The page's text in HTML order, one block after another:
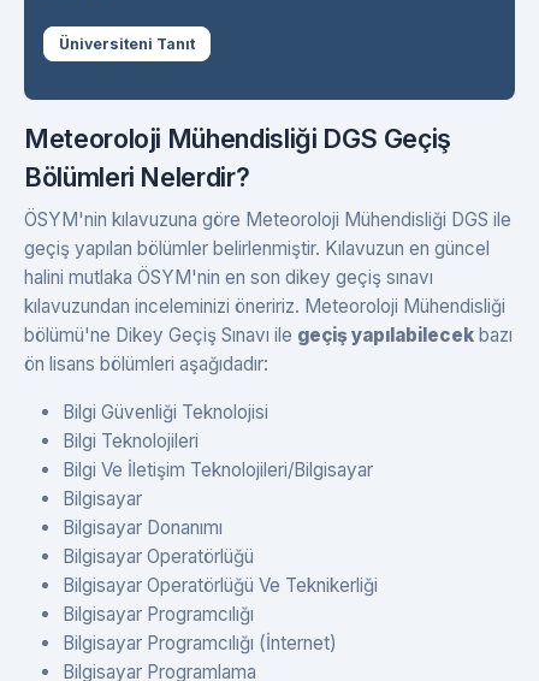
Üniversiteni Tanıt
Meteoroloji Mühendisliği DGS Geçiş
Bölümleri Nelerdir?
ÖSYM'nin kılavuzuna göre Meteoroloji Mühendisliği DGS ile
geçiş yapılan bölümler belirlenmiştir. Kılavuzun en güncel
halini mutlaka ÖSYM'nin en son dikey geçiş sınavı
kılavuzundan inceleminizi öneririz. Meteoroloji Mühendisliği
bölümü'ne Dikey Geçiş Sınavı ile geçiş yapılabilecek bazı
ön lisans bölümleri aşağıdadır:
Bilgi Güvenliği Teknolojisi
Bilgi Teknolojileri
Bilgi Ve İletişim Teknolojileri/Bilgisayar
Bilgisayar
Bilgisayar Donanımı
Bilgisayar Operatörlüğü
Bilgisayar Operatörlüğü Ve Teknikerliği
Bilgisayar Programcılığı
Bilgisayar Programcılığı (İnternet)
Bilgisayar Programlama